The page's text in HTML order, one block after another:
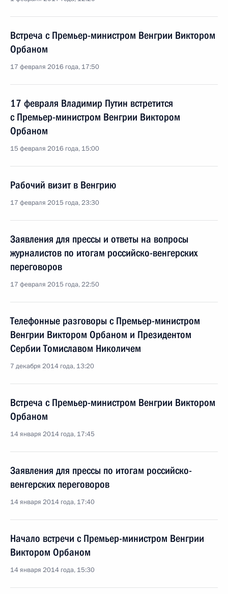
Встреча с Премьер-министром Венгрии Виктором
Орбаном
17 февраля 2016 года, 17:50
17 февраля Владимир Путин встретится
с Премьер-министром Венгрии Виктором
Орбаном
15 февраля 2016 года, 15:00
Рабочий визит в Венгрию
17 февраля 2015 года, 23:30
Заявления для прессы и ответы на вопросы
журналистов по итогам российско-венгерских
переговоров
17 февраля 2015 года, 22:50
Телефонные разговоры с Премьер-министром
Венгрии Виктором Орбаном и Президентом
Сербии Томиславом Николичем
7 декабря 2014 года, 13:20
Встреча с Премьер-министром Венгрии Виктором
Орбаном
14 января 2014 года, 17:45
Заявления для прессы по итогам российско-
венгерских переговоров
14 января 2014 года, 17:40
Начало встречи с Премьер-министром Венгрии
Виктором Орбаном
14 января 2014 года, 15:30